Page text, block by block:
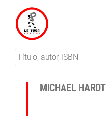
MICHAEL HARDT